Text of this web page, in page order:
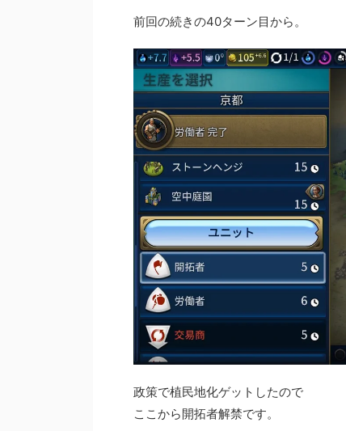
前回の続きの40ターン目から。
政策で植民地化ゲットしたので
ここから開拓者解禁です。